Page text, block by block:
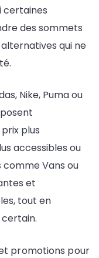
certaines
des sommets
qui ne
Nike, Puma ou
plus
accessibles ou
comme Vans ou
et
tout en
promotions pour